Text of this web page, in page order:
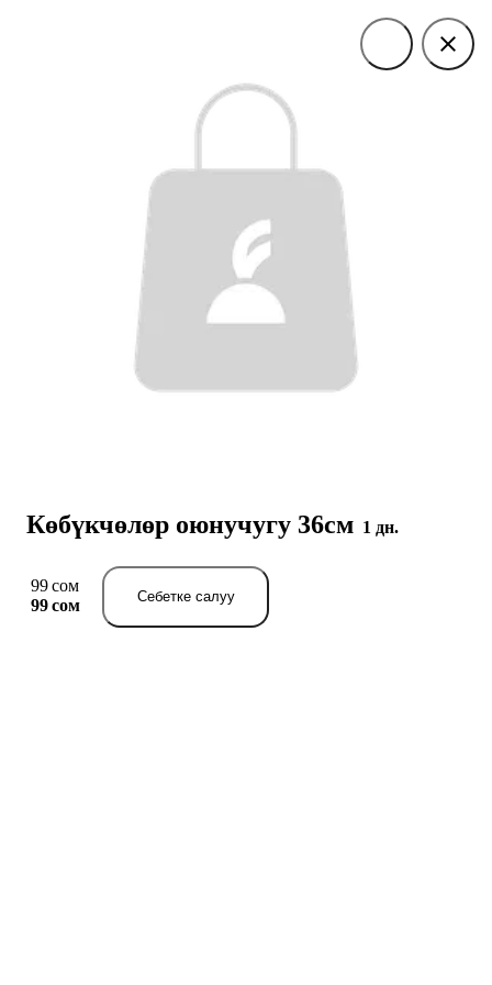
Көбүкчөлөр оюнучугу 36см 1 дн.
99 сом
99 сом
Себетке салуу